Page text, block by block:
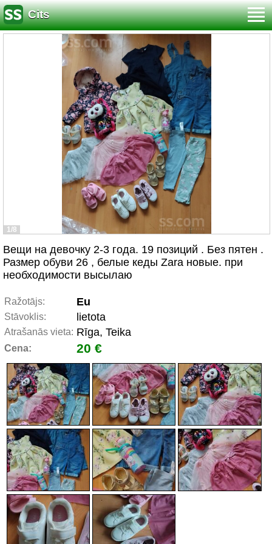
Cits
1/8
Вещи на девочку 2-3 года. 19 позиций . Без пятен .
Размер обуви 26 , белые кеды Zara новые. при
необходимости высылаю
Ražotājs: Eu
Stāvoklis: lietota
Atrašanās vieta: Rīga, Teika
Cena: 20 €